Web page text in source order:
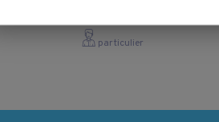
particulier